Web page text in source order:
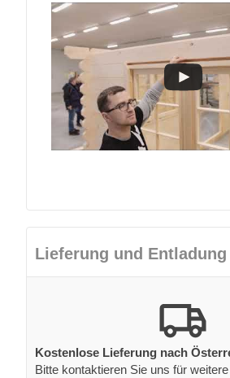
Lieferung und Entladung
Kostenlose Lieferung nach
Bitte kontaktieren Sie uns für